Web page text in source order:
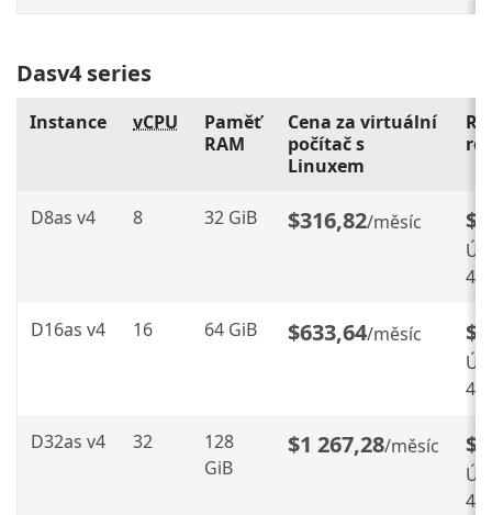
Dasv4 series
Instance vCPU
Paměť
RAM
Cena za virtuální
počítač s
Linuxem
D8as v4 8 32 GiB $316,82/měsíc
40
D16as v4 16 64 GiB $633,64/měsíc
40
D32as v4 32
128
GiB
$1 267,28/měsíc
40